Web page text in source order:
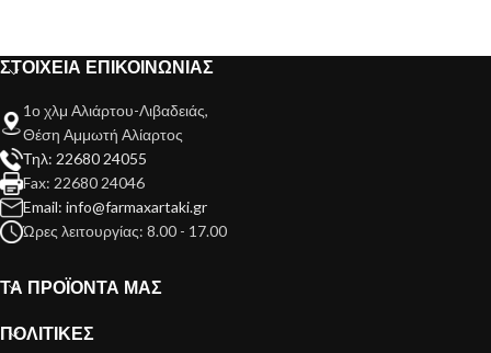
ΣΤΟΙΧΕΙΑ ΕΠΙΚΟΙΝΩΝΙΑΣ
1ο χλμ Αλιάρτου-Λιβαδειάς,
Θέση Αμμωτή Αλίαρτος
Τηλ: 22680 24055
Fax: 22680 24046
Email: info@farmaxartaki.gr
Ώρες λειτουργίας: 8.00 - 17.00
ΤΑ ΠΡΟΪΟΝΤΑ ΜΑΣ
ΠΟΛΙΤΙΚΕΣ